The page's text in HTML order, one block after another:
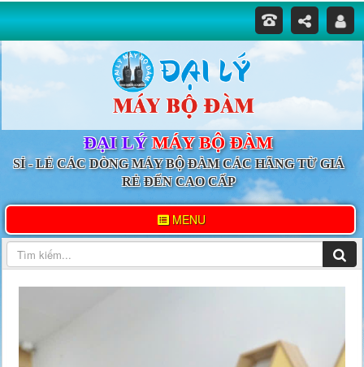
ĐẠI LÝMÁY BỘ ĐÀM
SỈ - LẺ CÁC DÒNG MÁY BỘ ĐÀM CÁC HÃNG TỪ GIÁ
RẺ ĐẾN CAO CẤP
MENU